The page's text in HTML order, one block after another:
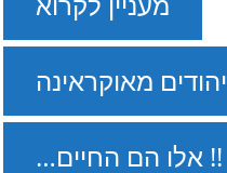
יהודים מאוקראינה
!! אלו הם החיים…